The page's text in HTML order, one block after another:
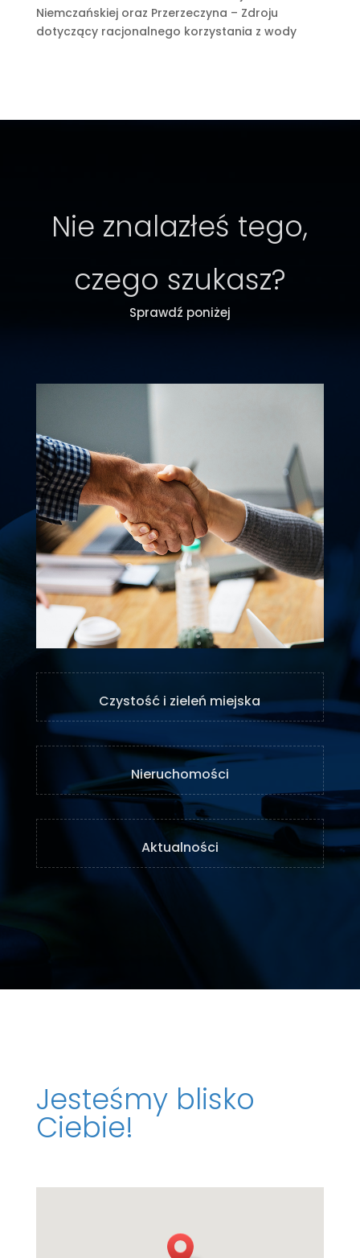
Niemczańskiej oraz Przerzeczyna – Zdroju
dotyczący racjonalnego korzystania z wody
Nie znalazłeś tego,
czego szukasz?
Sprawdź poniżej
Czystość i zieleń miejska
Nieruchomości
Aktualności
Jesteśmy blisko
Ciebie!